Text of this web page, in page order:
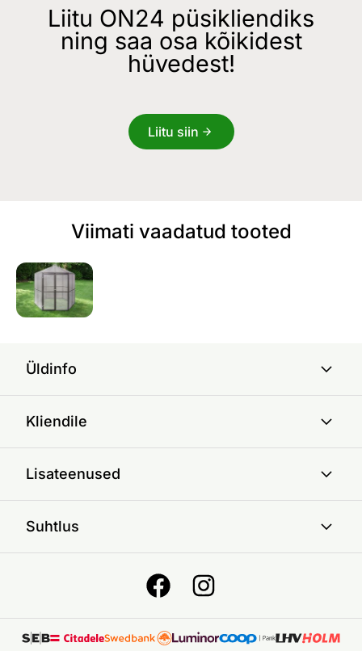
Liitu ON24 püsikliendiks
ning saa osa kõikidest
hüvedest!
Liitu siin
Viimati vaadatud tooted
Üldinfo
Kliendile
Lisateenused
Suhtlus